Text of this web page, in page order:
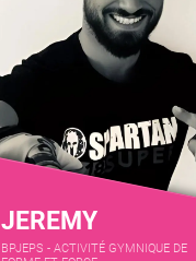
JEREMY
BPJEPS - ACTIVITÉ GYMNIQUE DE